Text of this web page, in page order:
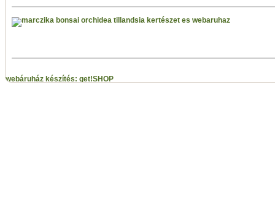
webáruház készítés: get!SHOP